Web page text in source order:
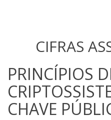
CIFRAS
PRINCÍPIOS
CHAVE